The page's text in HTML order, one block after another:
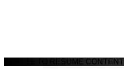
SCROLL TO RESUME CONTENT